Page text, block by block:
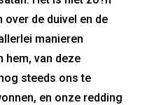
over de duivel en de
manieren
hem, van deze
steeds ons te
en onze redding